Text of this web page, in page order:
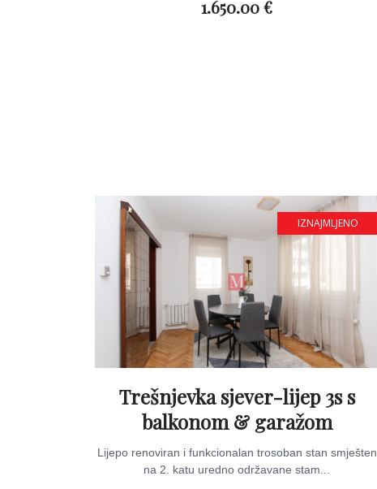
1.650.00 €
IZNAJMLJENO
Trešnjevka sjever-lijep 3s s
balkonom & garažom
Lijepo renoviran i funkcionalan trosoban stan smješten
na 2. katu uredno održavane stam...